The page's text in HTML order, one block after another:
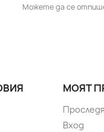
Можете да се
МОЯТ
Вход